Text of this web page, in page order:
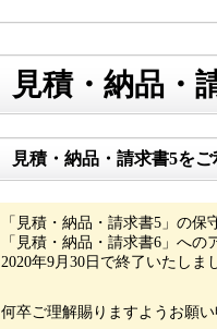
見積・納品・
見積・納品・請求書5を
「見積・納品・請求書5」の保
「見積・納品・請求書6」へ
2020年9月30日で終了いたしま
何卒ご理解賜りますようお願い